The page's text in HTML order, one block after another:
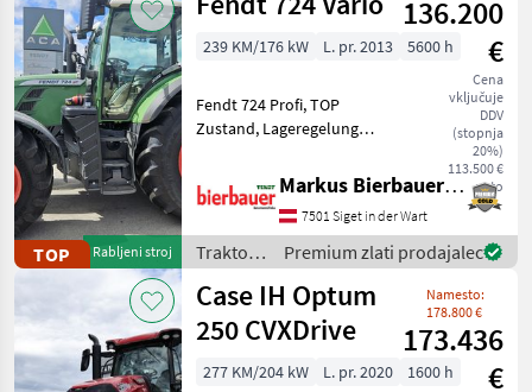
TOP Rabljeni stroj
136.200
€
Cena
vključuje
DDV
(stopnja
20%)
113.500 €
neto
239 KM/176 kW L. pr. 2013 5600 h
Fendt 724 Profi, TOP
Zustand, Lageregelung
Klimaautomatik, Druckluft,
152 Liter Pumpe, pogon:
štirikolesni pogon,
brezstopenjski menjalnik,
platform
Markus Bierbauer GmbH
7501 Siget in der Wart
Traktor /
Fendt
Premium zlati prodajalec
Case IH Optum
250 CVXDrive
Namesto:
178.800 €
173.436
€
277 KM/204 kW L. pr. 2020
1600 h